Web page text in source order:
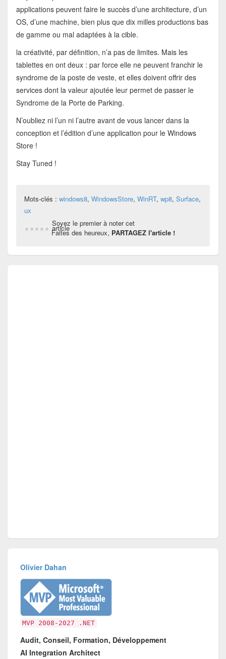
applications peuvent faire le succès d’une architecture, d’un
OS, d’une machine, bien plus que dix milles productions bas
de gamme ou mal adaptées à la cible.
la créativité, par définition, n’a pas de limites. Mais les
tablettes en ont deux : par force elle ne peuvent franchir le
syndrome de la poste de veste, et elles doivent offrir des
services dont la valeur ajoutée leur permet de passer le
Syndrome de la Porte de Parking.
N’oubliez ni l’un ni l’autre avant de vous lancer dans la
conception et l’édition d’une application pour le Windows
Store !
Stay Tuned !
Mots-clés : windows8, WindowsStore, WinRT, wp8, Surface,
ux
Soyez le premier à noter cet
article
Faites des heureux, PARTAGEZ l'article !
Olivier Dahan
MVP 2008-2027 .NET
Audit, Conseil, Formation, Développement
AI Integration Architect